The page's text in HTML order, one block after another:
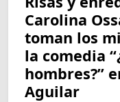
Carolina
toman los
la comedia
hombres?”
Aguilar